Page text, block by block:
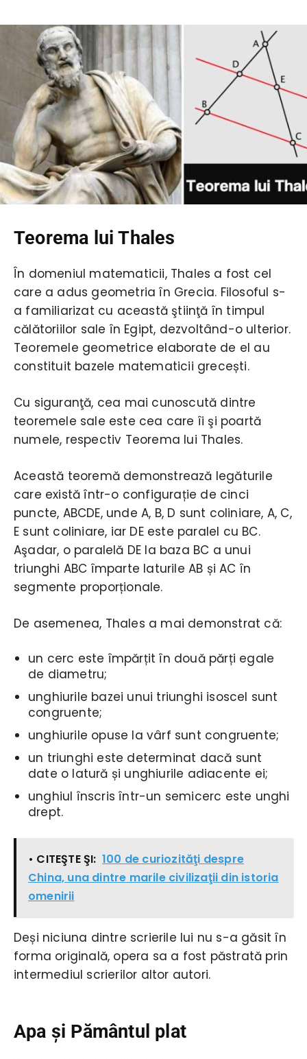
Teorema lui Thales
În domeniul matematicii, Thales a fost cel
care a adus geometria în Grecia. Filosoful s-
a familiarizat cu această ştiinţă în timpul
călătoriilor sale în Egipt, dezvoltând-o ulterior.
Teoremele geometrice elaborate de el au
constituit bazele matematicii grecești.
Cu siguranţă, cea mai cunoscută dintre
teoremele sale este cea care îi şi poartă
numele, respectiv Teorema lui Thales.
Această teoremă demonstrează legăturile
care există într-o configurație de cinci
puncte, ABCDE, unde A, B, D sunt coliniare, A, C,
E sunt coliniare, iar DE este paralel cu BC.
Aşadar, o paralelă DE la baza BC a unui
triunghi ABC împarte laturile AB și AC în
segmente proporționale.
De asemenea, Thales a mai demonstrat că:
un cerc este împărțit în două părți egale
de diametru;
unghiurile bazei unui triunghi isoscel sunt
congruente;
unghiurile opuse la vârf sunt congruente;
un triunghi este determinat dacă sunt
date o latură și unghiurile adiacente ei;
unghiul înscris într-un semicerc este unghi
drept.
• CITEŞTE ŞI: 100 de curiozităţi despre
China, una dintre marile civilizaţii din istoria
omenirii
Deși niciuna dintre scrierile lui nu s-a găsit în
forma originală, opera sa a fost păstrată prin
intermediul scrierilor altor autori.
Apa şi Pământul plat